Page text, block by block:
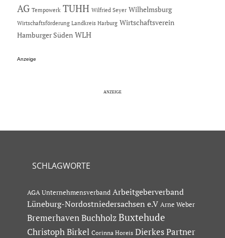
AG Tempowerk TUHH Wilfried Seyer Wilhelmsburg
Wirtschaftsförderung Landkreis Harburg Wirtschaftsverein
Hamburger Süden WLH
Anzeige
SCHLAGWORTE
AGA Unternehmensverband Arbeitgeberverband
Lüneburg-Nordostniedersachsen e.V Arne Weber
Bremerhaven Buchholz Buxtehude
Christoph Birkel Corinna Horeis Dierkes Partner